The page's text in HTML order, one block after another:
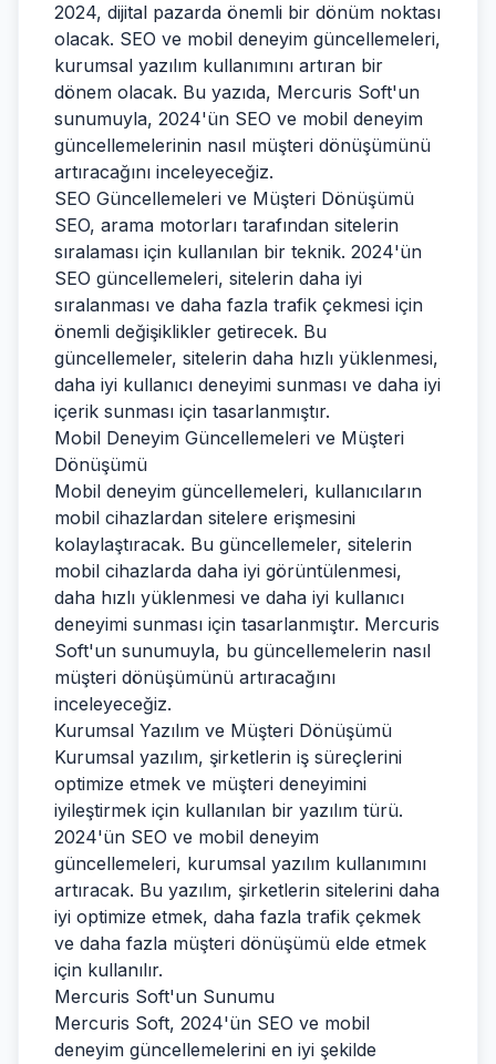
2024, dijital pazarda önemli bir dönüm noktası
olacak. SEO ve mobil deneyim güncellemeleri,
kurumsal yazılım kullanımını artıran bir
dönem olacak. Bu yazıda, Mercuris Soft'un
sunumuyla, 2024'ün SEO ve mobil deneyim
güncellemelerinin nasıl müşteri dönüşümünü
artıracağını inceleyeceğiz.
SEO Güncellemeleri ve Müşteri Dönüşümü
SEO, arama motorları tarafından sitelerin
sıralaması için kullanılan bir teknik. 2024'ün
SEO güncellemeleri, sitelerin daha iyi
sıralanması ve daha fazla trafik çekmesi için
önemli değişiklikler getirecek. Bu
güncellemeler, sitelerin daha hızlı yüklenmesi,
daha iyi kullanıcı deneyimi sunması ve daha iyi
içerik sunması için tasarlanmıştır.
Mobil Deneyim Güncellemeleri ve Müşteri
Dönüşümü
Mobil deneyim güncellemeleri, kullanıcıların
mobil cihazlardan sitelere erişmesini
kolaylaştıracak. Bu güncellemeler, sitelerin
mobil cihazlarda daha iyi görüntülenmesi,
daha hızlı yüklenmesi ve daha iyi kullanıcı
deneyimi sunması için tasarlanmıştır. Mercuris
Soft'un sunumuyla, bu güncellemelerin nasıl
müşteri dönüşümünü artıracağını
inceleyeceğiz.
Kurumsal Yazılım ve Müşteri Dönüşümü
Kurumsal yazılım, şirketlerin iş süreçlerini
optimize etmek ve müşteri deneyimini
iyileştirmek için kullanılan bir yazılım türü.
2024'ün SEO ve mobil deneyim
güncellemeleri, kurumsal yazılım kullanımını
artıracak. Bu yazılım, şirketlerin sitelerini daha
iyi optimize etmek, daha fazla trafik çekmek
ve daha fazla müşteri dönüşümü elde etmek
için kullanılır.
Mercuris Soft'un Sunumu
Mercuris Soft, 2024'ün SEO ve mobil
deneyim güncellemelerini en iyi şekilde